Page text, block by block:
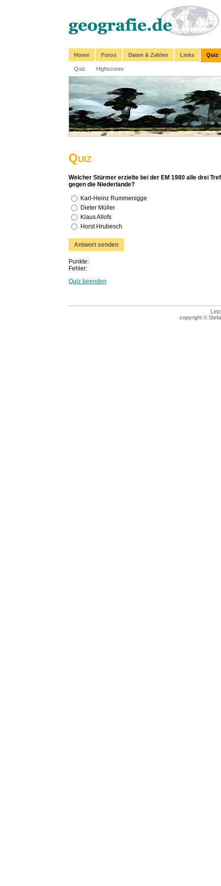
Home Fotos Daten & Zahlen Links Quiz
Quiz Highscores
Quiz
Welcher Stürmer erzielte bei der EM 1980 alle drei
gegen die Niederlande?
Karl-Heinz Rummenigge
Dieter Müller
Klaus Allofs
Horst Hrubesch
Punkte:
Fehler:
Quiz beenden
copyright ©